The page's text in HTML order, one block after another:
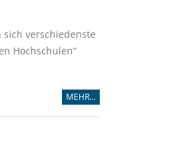
verschiedenste
Hochschulen“
MEHR...